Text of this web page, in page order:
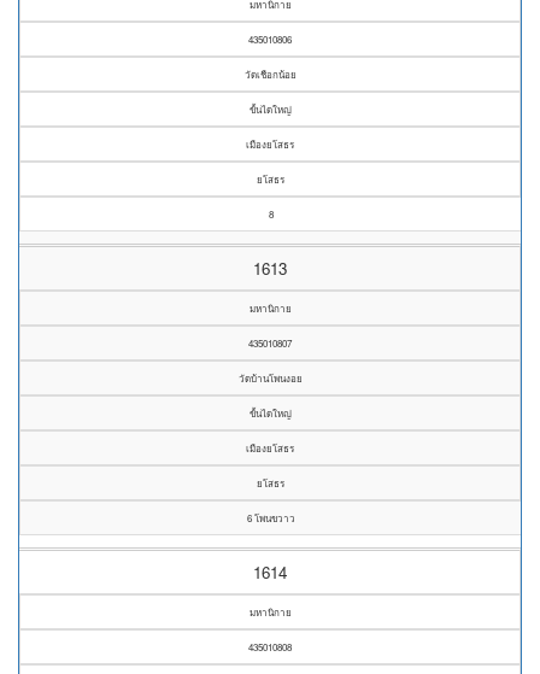
มหานิกาย
435010806
วัดเชือกน้อย
ขั้นไดใหญ่
เมืองยโสธร
ยโสธร
8
1613
มหานิกาย
435010807
วัดบ้านโพนงอย
ขั้นไดใหญ่
เมืองยโสธร
ยโสธร
6 โพนขวาว
1614
มหานิกาย
435010808